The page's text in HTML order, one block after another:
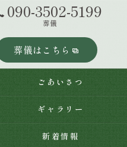
090-3502-5199
葬儀
葬儀はこちら
ごあいさつ
ギャラリー
新着情報